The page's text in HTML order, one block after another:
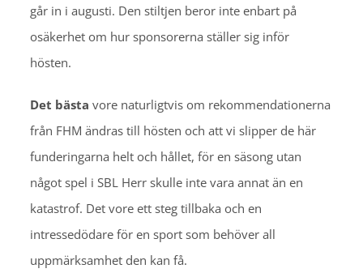
går in i augusti. Den stiltjen beror inte enbart på
osäkerhet om hur sponsorerna ställer sig inför
hösten.
Det bästavore naturligtvis om rekommendationerna
från FHM ändras till hösten och att vi slipper de här
funderingarna helt och hållet, för en säsong utan
något spel i SBL Herr skulle inte vara annat än en
katastrof. Det vore ett steg tillbaka och en
intressedödare för en sport som behöver all
uppmärksamhet den kan få.